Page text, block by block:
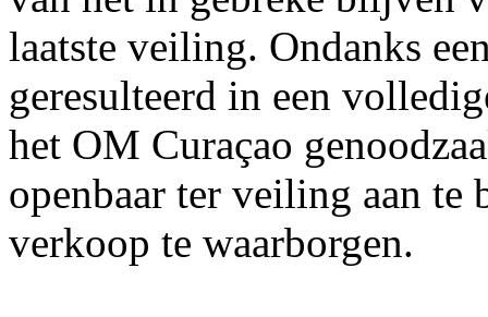
laatste veiling. Ondanks
geresulteerd in een
het OM Curaçao
openbaar ter veiling aan te
verkoop te waarborgen.